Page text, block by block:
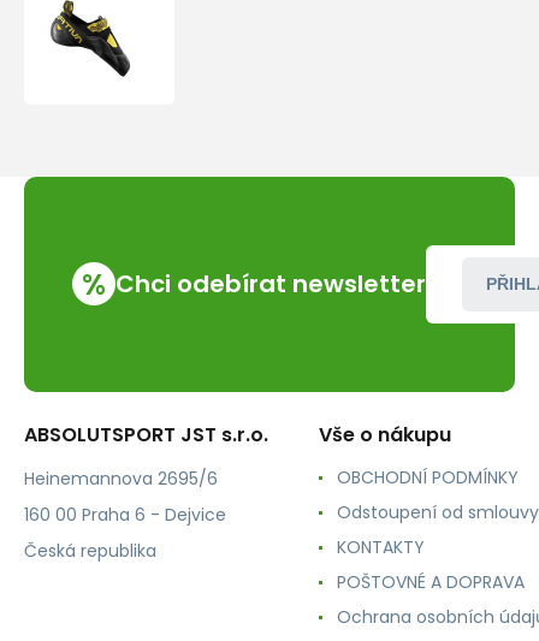
% Chci odebírat newsletter
ABSOLUTSPORT JST s.r.o.
Heinemannova 2695/6
160 00 Praha 6 - Dejvice
Česká republika
Vše o nákupu
OBCHODNÍ PODMÍNKY
Odstoupení od smlouvy
KONTAKTY
POŠTOVNÉ A DOPRAVA
Ochrana osobních